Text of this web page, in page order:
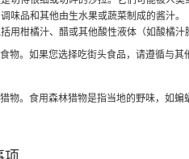
味品和其他由生水果或蔬菜制成的酱汁。
用柑橘汁、醋或其他酸性液体（如酸橘汁
物。如果您选择吃街头食品，请遵循与
物。食用森林猎物是指当地的野味，如